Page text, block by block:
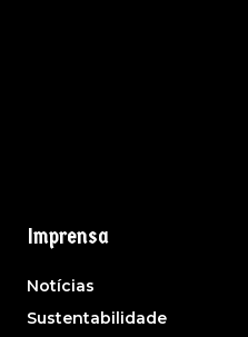
Imprensa
Notícias
Sustentabilidade